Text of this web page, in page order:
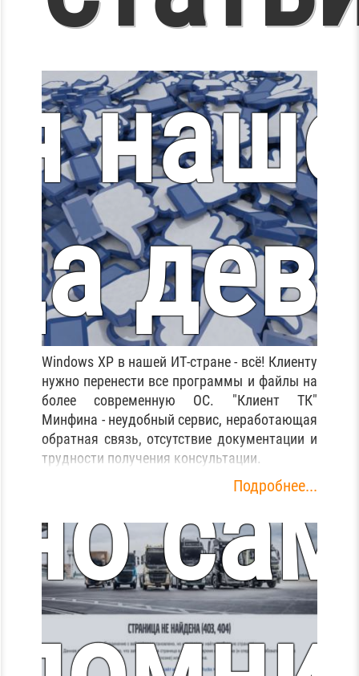
dial-up
Windows XP в нашей ИТ-стране - всё! Клиенту
нужно перенести все программы и файлы на
более современную ОС. "Клиент ТК"
Минфина - неудобный сервис, неработающая
обратная связь, отсутствие документации и
трудности получения консультации.
Подробнее...
но сам